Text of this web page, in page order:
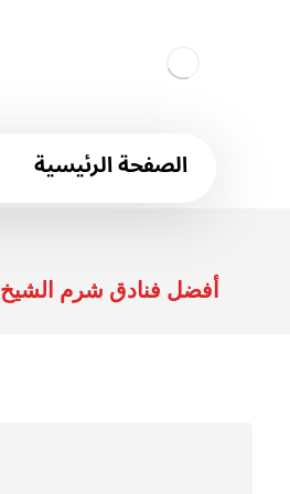
الصفحة الرئيسية
أفضل فنادق شرم الشيخ 4 نجوم لإقامة ساحرة